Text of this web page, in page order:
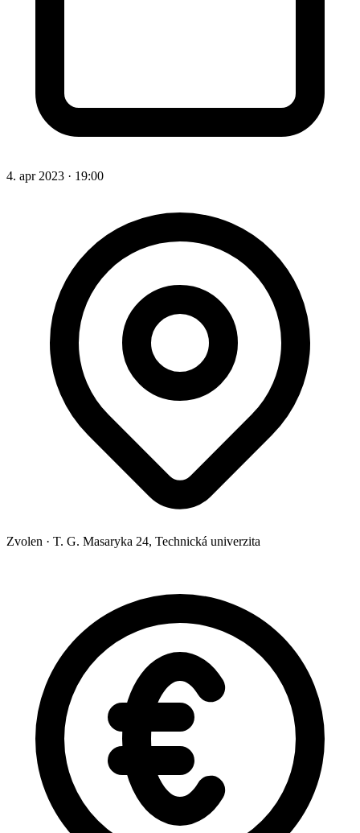
4. apr 2023 · 19:00
Zvolen · T. G. Masaryka 24, Technická univerzita